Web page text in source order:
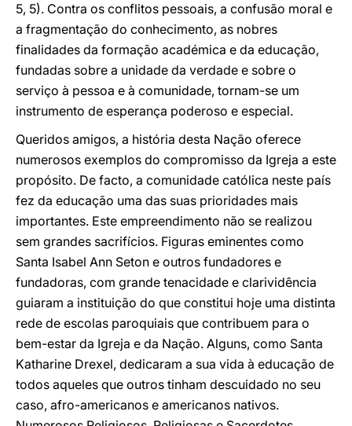
5, 5). Contra os conflitos pessoais, a confusão moral e
a fragmentação do conhecimento, as nobres
finalidades da formação académica e da educação,
fundadas sobre a unidade da verdade e sobre o
serviço à pessoa e à comunidade, tornam-se um
instrumento de esperança poderoso e especial.
Queridos amigos, a história desta Nação oferece
numerosos exemplos do compromisso da Igreja a este
propósito. De facto, a comunidade católica neste país
fez da educação uma das suas prioridades mais
importantes. Este empreendimento não se realizou
sem grandes sacrifícios. Figuras eminentes como
Santa Isabel Ann Seton e outros fundadores e
fundadoras, com grande tenacidade e clarividência
guiaram a instituição do que constitui hoje uma distinta
rede de escolas paroquiais que contribuem para o
bem-estar da Igreja e da Nação. Alguns, como Santa
Katharine Drexel, dedicaram a sua vida à educação de
todos aqueles que outros tinham descuidado no seu
caso, afro-americanos e americanos nativos.